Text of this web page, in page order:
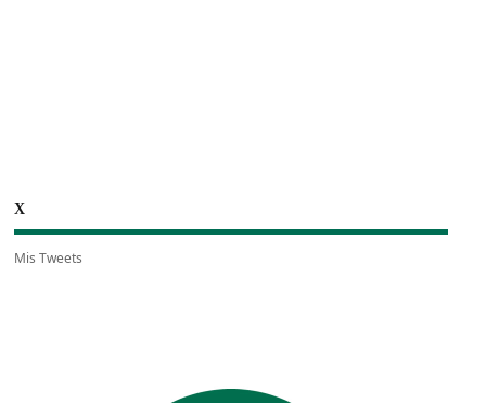
X
Mis Tweets